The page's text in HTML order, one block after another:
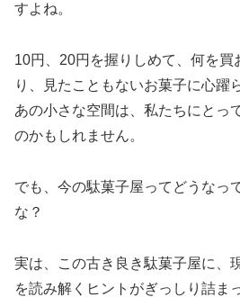
すよね。
10円、20円を握りしめて、何を買
り、見たこともないお菓子に心躍
あの小さな空間は、私たちにとっ
のかもしれません。
でも、今の駄菓子屋ってどうなっ
な？
実は、この古き良き駄菓子屋に、
を読み解くヒントがぎっしり詰ま